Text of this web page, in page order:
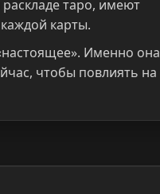
таро, имеют
карты.
Именно она
чтобы повлиять на